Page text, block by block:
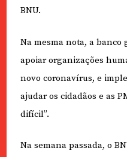
BNU.
Na mesma nota, a
apoiar organizações
novo coronavírus, e
ajudar os cidadãos e as
difícil”.
Na semana passada, o